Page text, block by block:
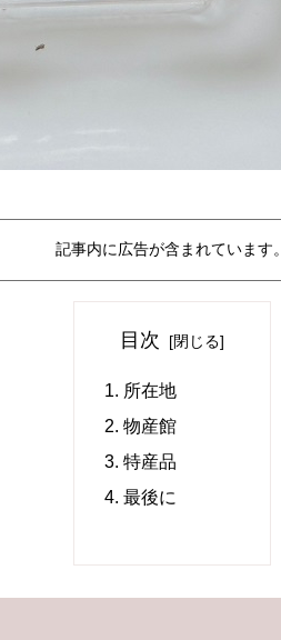
記事内に広告が含まれています。
目次
所在地
物産館
特産品
最後に